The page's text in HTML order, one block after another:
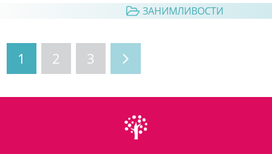
ЗАНИМЛИВОСТИ
1 2 3